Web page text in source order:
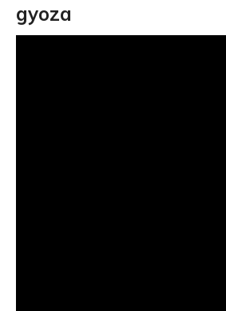
gyoza